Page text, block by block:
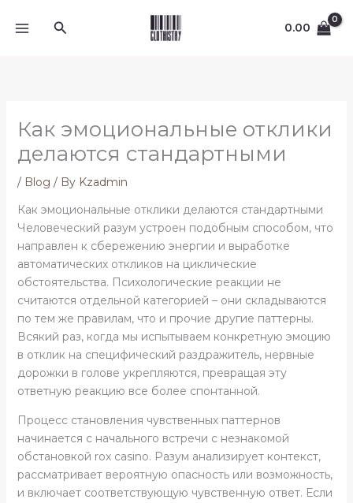
Search 0.00
Как эмоциональные отклики
делаются стандартными
/ Blog / By Kzadmin
Как эмоциональные отклики делаются стандартными
Человеческий разум устроен подобным способом, что
направлен к сбережению энергии и выработке
автоматических откликов на циклические
обстоятельства. Психологические реакции не
считаются отдельной категорией – они складываются
по тем же правилам, что и прочие другие паттерны.
Всякий раз, когда мы испытываем конкретную эмоцию
в отклик на специфический раздражитель, нервные
дорожки в голове укрепляются, превращая эту
ответную реакцию все более спонтанной.
Процесс становления чувственных паттернов
начинается с начального встречи с незнакомой
обстановкой rox casino. Разум анализирует контекст,
рассматривает вероятную опасность или возможность,
и включает соответствующую чувственную ответ. Если